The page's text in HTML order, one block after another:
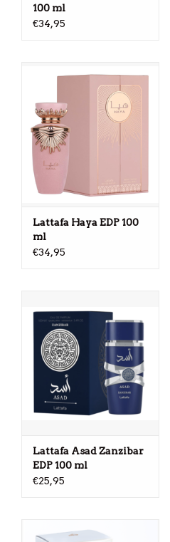
100 ml
€34,95
Lattafa Haya EDP 100
ml
€34,95
Lattafa Asad Zanzibar
EDP 100 ml
€25,95